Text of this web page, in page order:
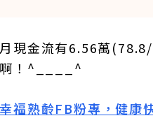
現金流有6.56萬
！^____^
福熟齡FB粉專，健康